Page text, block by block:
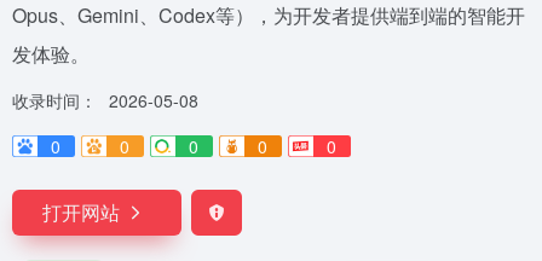
Opus、Gemini、Codex等），为开发者提供端到端的智能开
发体验。
收录时间：
2026-05-08
0
0 0 0 0
打开网站